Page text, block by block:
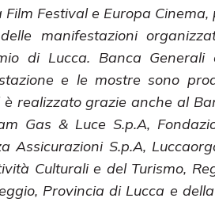
Film Festival e Europa
manifestazioni
di Lucca. Banca
e le mostre sono
realizzato grazie anche al
Gas & Luce S.p.A,
Assicurazioni S.p.A,
Culturali e del Turismo,
Provincia di Lucca e